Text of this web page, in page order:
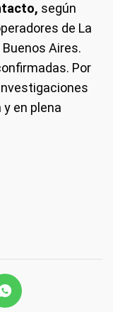
según
de La
Aires.
Por
en plena